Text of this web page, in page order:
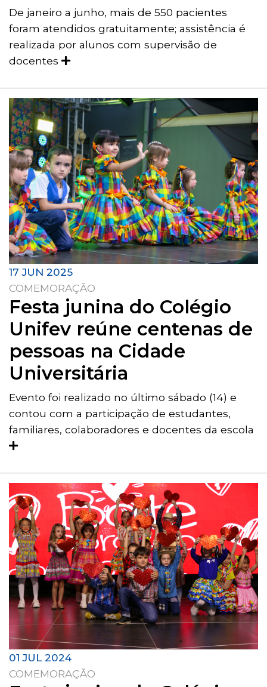
De janeiro a junho, mais de 550 pacientes
foram atendidos gratuitamente; assistência é
realizada por alunos com supervisão de
docentes
17 JUN 2025
COMEMORAÇÃO
Festa junina do Colégio
Unifev reúne centenas de
pessoas na Cidade
Universitária
Evento foi realizado no último sábado (14) e
contou com a participação de estudantes,
familiares, colaboradores e docentes da escola
01 JUL 2024
COMEMORAÇÃO